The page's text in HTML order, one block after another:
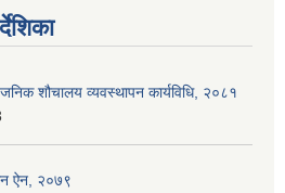
शौचालय व्यवस्थापन कार्यविधि, २०८१
ऐन, २०७९